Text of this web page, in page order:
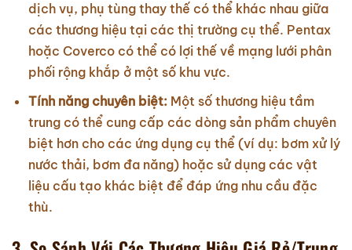
dịch vụ, phụ tùng thay thế có thể khác nhau giữa
các thương hiệu tại các thị trường cụ thể. Pentax
hoặc Coverco có thể có lợi thế về mạng lưới phân
phối rộng khắp ở một số khu vực.
Tính năng chuyên biệt:Một số thương hiệu tầm
trung có thể cung cấp các dòng sản phẩm chuyên
biệt hơn cho các ứng dụng cụ thể (ví dụ: bơm xử lý
nước thải, bơm đa năng) hoặc sử dụng các vật
liệu cấu tạo khác biệt để đáp ứng nhu cầu đặc
thù.